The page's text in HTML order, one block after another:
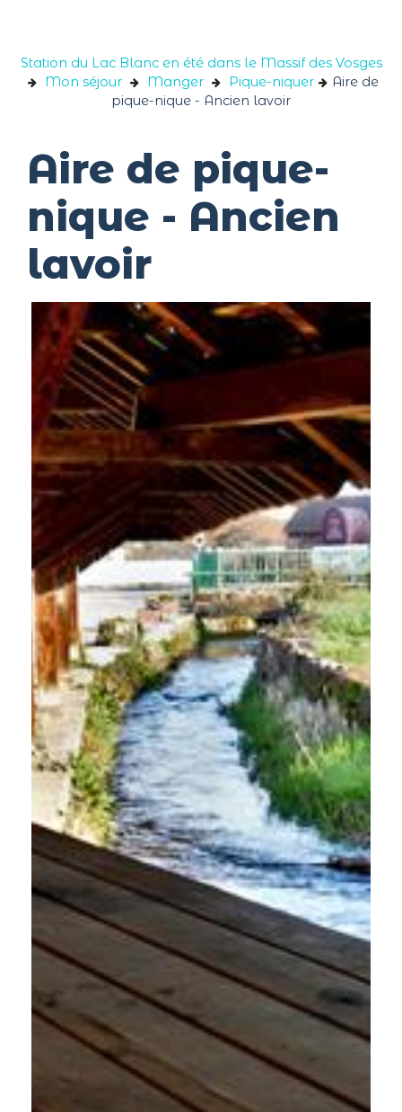
Station du Lac Blanc en été dans le Massif des Vosges
Mon séjour
Manger Pique-niquer
Aire de
pique-nique - Ancien lavoir
Aire de pique-
nique - Ancien
lavoir